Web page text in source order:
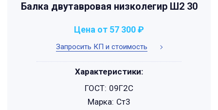
Балка двутавровая низколегир Ш2 30
Запросить КП и стоимость
Цена от 57 300 ₽
Характеристики:
ГОСТ: 09Г2С
Марка: Ст3